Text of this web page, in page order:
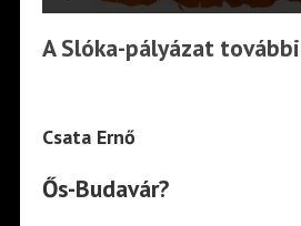
A Slóka-pályázat
Csata Ernő
Ős-Budavár?